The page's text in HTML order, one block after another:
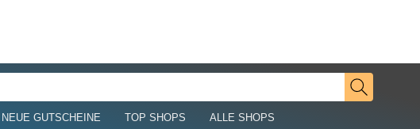
NEUE GUTSCHEINE TOP SHOPS ALLE SHOPS